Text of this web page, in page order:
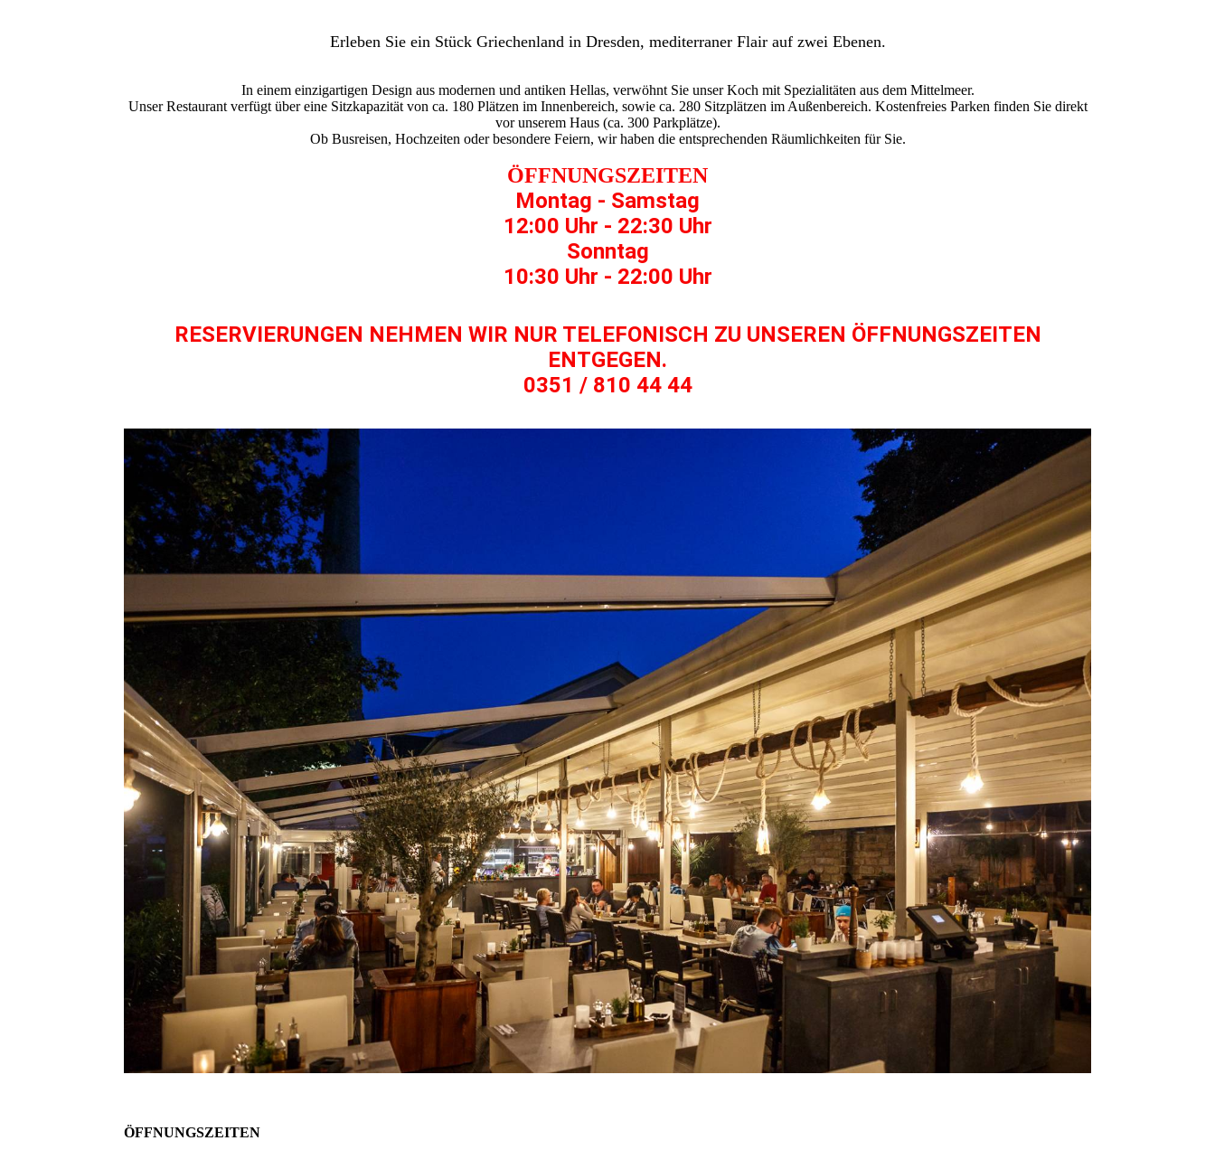
Erleben Sie ein Stück Griechenland in Dresden, mediterraner Flair auf zwei Ebenen.
In einem einzigartigen Design aus modernen und antiken Hellas, verwöhnt Sie unser Koch mit Spezialitäten aus dem Mittelmeer.
Unser Restaurant verfügt über eine Sitzkapazität von ca. 180 Plätzen im Innenbereich, sowie ca. 280 Sitzplätzen im Außenbereich. Kostenfreies Parken finden Sie direkt
vor unserem Haus (ca. 300 Parkplätze).
Ob Busreisen, Hochzeiten oder besondere Feiern, wir haben die entsprechenden Räumlichkeiten für Sie.
ÖFFNUNGSZEITEN
Montag - Samstag
12:00 Uhr - 22:30 Uhr
Sonntag
10:30 Uhr - 22:00 Uhr
RESERVIERUNGEN NEHMEN WIR NUR TELEFONISCH ZU UNSEREN ÖFFNUNGSZEITEN
ENTGEGEN.
0351 / 810 44 44
ÖFFNUNGSZEITEN